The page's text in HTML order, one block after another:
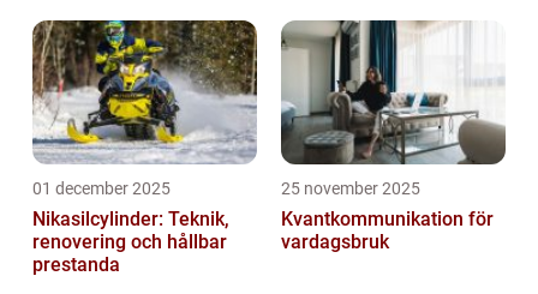
kommunikati...
01 december 2025
Nikasilcylinder: Teknik,
renovering och hållbar
prestanda
25 november 2025
Kvantkommunikation för
vardagsbruk